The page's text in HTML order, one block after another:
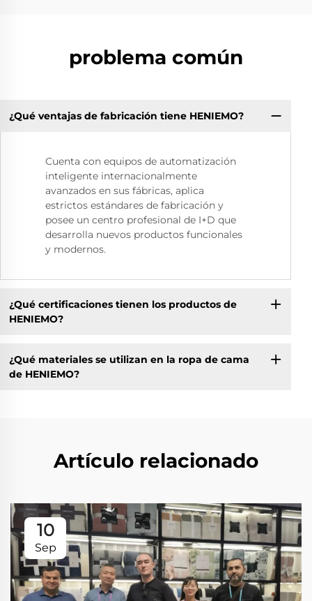
problema común
¿Qué ventajas de fabricación tiene HENIEMO?
Cuenta con equipos de automatización
inteligente internacionalmente
avanzados en sus fábricas, aplica
estrictos estándares de fabricación y
posee un centro profesional de I+D que
desarrolla nuevos productos funcionales
y modernos.
¿Qué certificaciones tienen los productos de
HENIEMO?
¿Qué materiales se utilizan en la ropa de cama
de HENIEMO?
Artículo relacionado
10
Sep